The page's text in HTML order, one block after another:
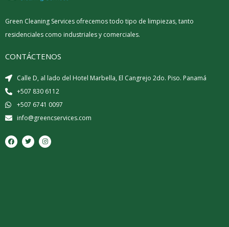
Green Cleaning Services ofrecemos todo tipo de limpiezas, tanto
residenciales como industriales y comerciales.
CONTÁCTENOS
Calle D, al lado del Hotel Marbella, El Cangrejo 2do. Piso. Panamá
+507 830 6112
+507 6741 0097
info@greencservices.com
F
a
c
T
w
i
I
n
s